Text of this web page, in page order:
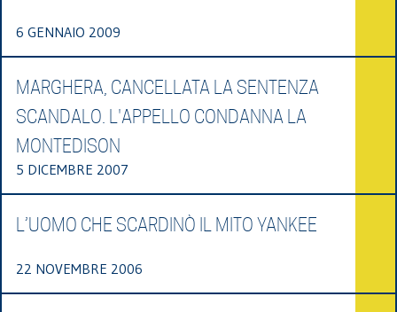
6 GENNAIO 2009
MARGHERA, CANCELLATA LA SENTENZA
SCANDALO. L'APPELLO CONDANNA LA
MONTEDISON
5 DICEMBRE 2007
L’UOMO CHE SCARDINÒ IL MITO YANKEE
22 NOVEMBRE 2006